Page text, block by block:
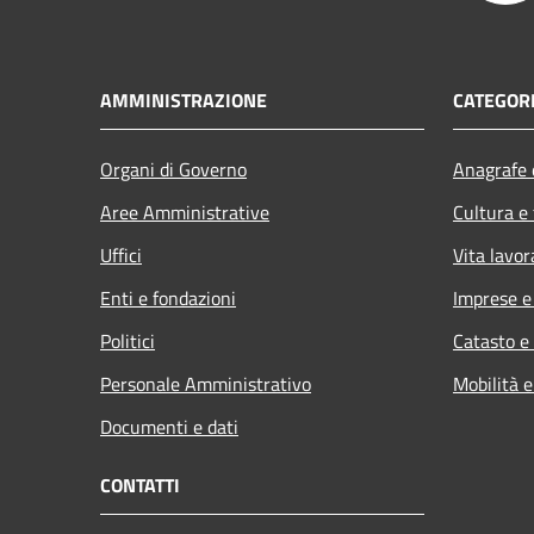
AMMINISTRAZIONE
Organi di Governo
Aree Amministrative
Uffici
Enti e fondazioni
Politici
Personale Amministrativo
Documenti e dati
Cultura
Vita
Imprese
Catasto
Mobilità
CONTATTI